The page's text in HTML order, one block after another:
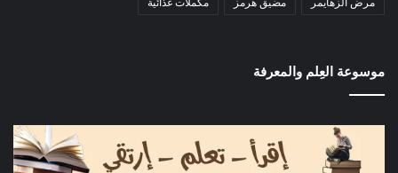
موسوعة العِلم والمعرفة